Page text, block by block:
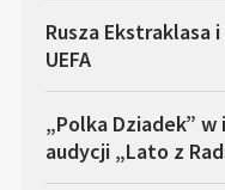
Rusza Ekstraklasa
UEFA
„Polka Dziadek”
audycji „Lato z